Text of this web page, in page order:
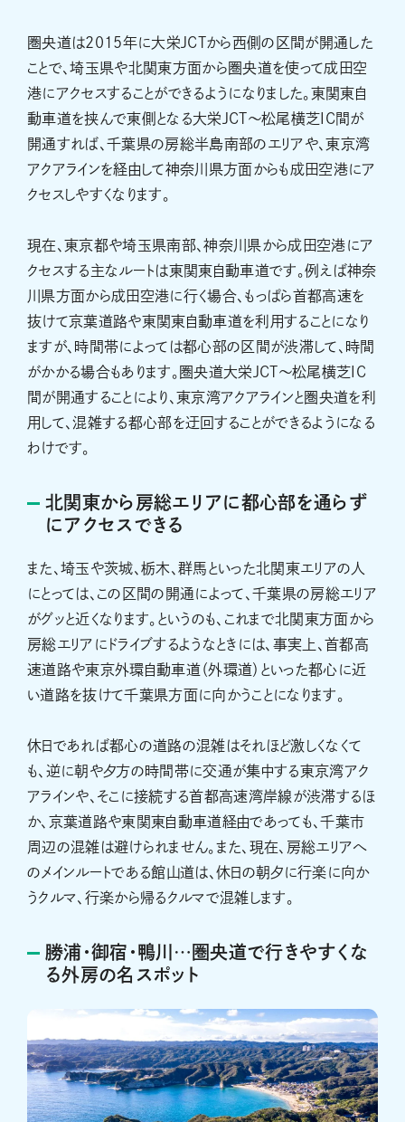
圏央道は2015年に大栄JCTから西側の区間が開通した
ことで、埼玉県や北関東方面から圏央道を使って成田空
港にアクセスすることができるようになりました。東関東自
動車道を挟んで東側となる大栄JCT～松尾横芝IC間が
開通すれば、千葉県の房総半島南部のエリアや、東京湾
アクアラインを経由して神奈川県方面からも成田空港にア
クセスしやすくなります。
現在、東京都や埼玉県南部、神奈川県から成田空港にア
クセスする主なルートは東関東自動車道です。例えば神奈
川県方面から成田空港に行く場合、もっぱら首都高速を
抜けて京葉道路や東関東自動車道を利用することになり
ますが、時間帯によっては都心部の区間が渋滞して、時間
がかかる場合もあります。圏央道大栄JCT～松尾横芝IC
間が開通することにより、東京湾アクアラインと圏央道を利
用して、混雑する都心部を迂回することができるようになる
わけです。
北関東から房総エリアに都心部を通らず
にアクセスできる
また、埼玉や茨城、栃木、群馬といった北関東エリアの人
にとっては、この区間の開通によって、千葉県の房総エリア
がグッと近くなります。というのも、これまで北関東方面から
房総エリアにドライブするようなときには、事実上、首都高
速道路や東京外環自動車道（外環道）といった都心に近
い道路を抜けて千葉県方面に向かうことになります。
休日であれば都心の道路の混雑はそれほど激しくなくて
も、逆に朝や夕方の時間帯に交通が集中する東京湾アク
アラインや、そこに接続する首都高速湾岸線が渋滞するほ
か、京葉道路や東関東自動車道経由であっても、千葉市
周辺の混雑は避けられません。また、現在、房総エリアへ
のメインルートである館山道は、休日の朝夕に行楽に向か
うクルマ、行楽から帰るクルマで混雑します。
勝浦・御宿・鴨川…圏央道で行きやすくな
る外房の名スポット